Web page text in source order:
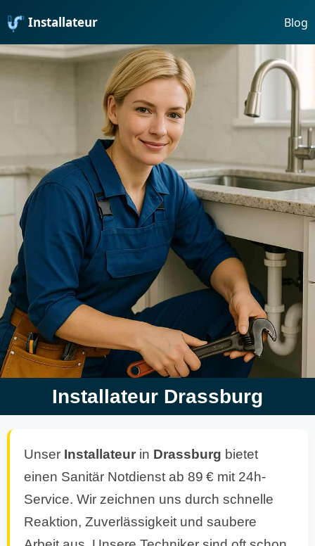
Installateur Blog
Installateur Drassburg
Unser Installateur in Drassburg bietet
einen Sanitär Notdienst ab 89 € mit 24h-
Service. Wir zeichnen uns durch schnelle
Reaktion, Zuverlässigkeit und saubere